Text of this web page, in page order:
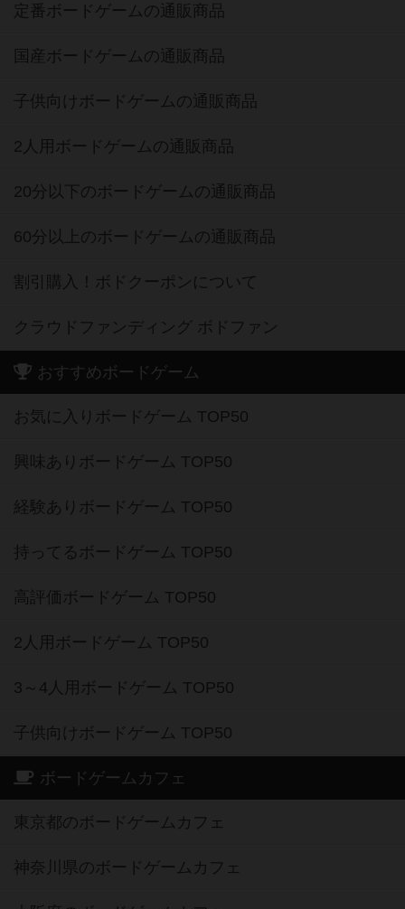
定番ボードゲームの通販商品
国産ボードゲームの通販商品
子供向けボードゲームの通販商品
2人用ボードゲームの通販商品
20分以下のボードゲームの通販商品
60分以上のボードゲームの通販商品
割引購入！ボドクーポンについて
クラウドファンディング ボドファン
おすすめボードゲーム
お気に入りボードゲーム TOP50
興味ありボードゲーム TOP50
経験ありボードゲーム TOP50
持ってるボードゲーム TOP50
高評価ボードゲーム TOP50
2人用ボードゲーム TOP50
3～4人用ボードゲーム TOP50
子供向けボードゲーム TOP50
ボードゲームカフェ
東京都のボードゲームカフェ
神奈川県のボードゲームカフェ